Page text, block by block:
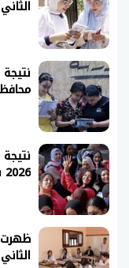
الثاني 2026 برقم
2026 بالاسم فقط بدون رقم الجلوس
ظهرت
الثاني 2026 برقم الجلوس محافظة